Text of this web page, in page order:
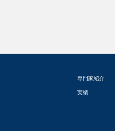
専門家紹介
実績